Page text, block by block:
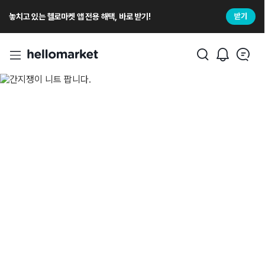
놓치고 있는 헬로마켓 앱 전용 해택, 바로 받기! 받기